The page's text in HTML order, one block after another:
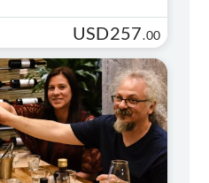
USD257.00